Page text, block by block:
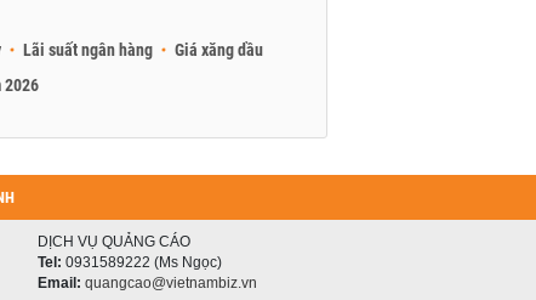
Lãi suất ngân hàng
Giá xăng dầu
2026
DỊCH VỤ QUẢNG CÁO
Tel: 0931589222 (Ms Ngọc)
Email: quangcao@vietnambiz.vn